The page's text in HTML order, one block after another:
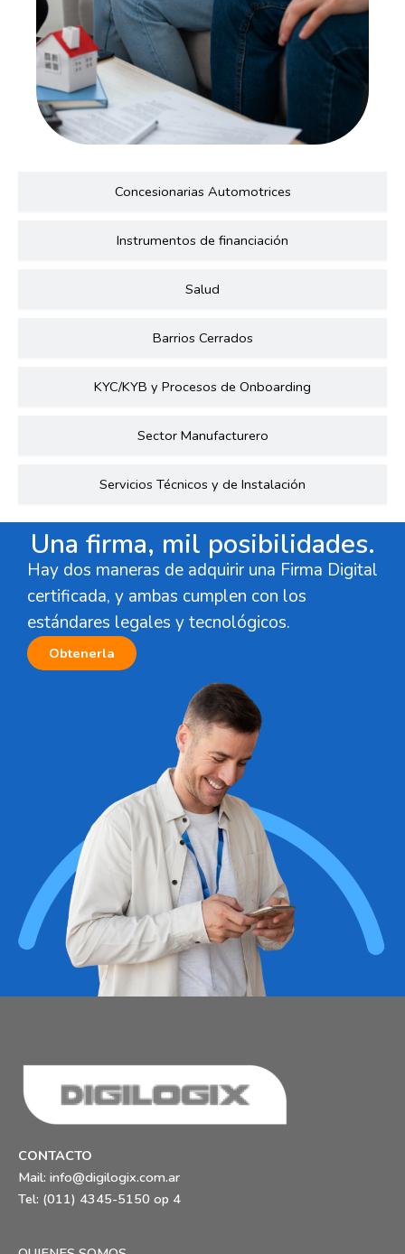
Concesionarias Automotrices
Instrumentos de financiación
Salud
Barrios Cerrados
KYC/KYB y Procesos de Onboarding
Sector Manufacturero
Servicios Técnicos y de Instalación
Una firma, mil posibilidades.
Hay dos maneras de adquirir una Firma Digital
certificada, y ambas cumplen con los
estándares legales y tecnológicos.
Obtenerla
CONTACTO
Mail: info@digilogix.com.ar
Tel: (011) 4345-5150 op 4